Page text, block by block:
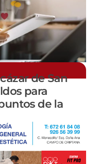
localde San
para
de la